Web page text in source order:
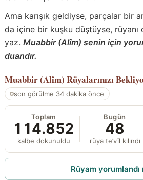
Ama karışık geldiyse, parçalar bir
da içine bir kuşku düştüyse, rüyanı
yaz. Muabbir (Alîm) senin için
duandır.
Muabbir (Alîm) Rüyalarınızı
son görülme 34 dakika önce
Toplam
114.852
kalbe dokunuldu
Bugün
48
rüya te’vîl kılındı
Rüyam yorumlandı